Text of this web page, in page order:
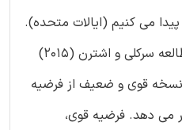
می کنیم (ایالات متحده).
نتایج ما بصورت بخشی از مطالعه سرکلی و اشترن (2015)
قوی و ضعیف از فرضیه
می دهد. فرضیه قوی،